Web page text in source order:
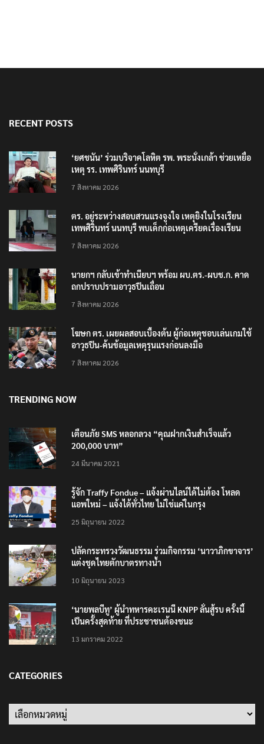
RECENT POSTS
‘ยศชนัน’ ร่วมบริจาคโลหิต รพ. พระนั่งเกล้า ช่วยเหยื่อ
เหตุ รร. เทพศิรินทร์ นนทบุรี
7 สิงหาคม 2026
ตร. อยู่ระหว่างสอบสวนแรงจูงใจ เหตุยิงในโรงเรียน
เทพศิรินทร์ นนทบุรี พบเด็กก่อเหตุเครียดเรื่องเรียน
7 สิงหาคม 2026
นายกฯ กลับเข้าทำเนียบฯ พร้อม ผบ.ตร.-ผบช.ก. คาด
ถกปราบปรามอาวุธปืนเถื่อน
7 สิงหาคม 2026
โฆษก ตร. เผยผลสอบเบื้องต้น ผู้ก่อเหตุชอบเล่นเกมใช้
อาวุธปืน-ค้นข้อมูลเหตุรุนแรงก่อนลงมือ
7 สิงหาคม 2026
TRENDING NOW
เตือนภัย SMS หลอกลวง “คุณฝากเงินสำเร็จแล้ว
200,000 บาท”
24 มีนาคม 2021
รู้จัก Traffy Fondue – แจ้งผ่านไลน์ได้ไม่ต้อง โหลด
แอพใหม่ – แจ้งได้ทั่วไทย ไม่ใช่แค่ในกรุง
25 มิถุนายน 2022
ปลัดกระทรวงวัฒนธรรม ร่วมกิจกรรม ‘นาวาภิกขาจาร’
แต่งชุดไทยตักบาตรทางน้ำ
10 มิถุนายน 2023
‘นายพลบีทู’ ผู้นำทหารคะเรนนี KNPP ลั่นสู้รบ ครั้งนี้
เป็นครั้งสุดท้าย ที่ประชาชนต้องชนะ
13 มกราคม 2022
CATEGORIES
Categories